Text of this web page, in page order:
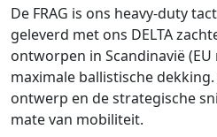
De FRAG is ons heavy-duty
geleverd met ons DELTA
ontworpen in Scandinavië
maximale ballistische
ontwerp en de strategische
mate van mobiliteit.